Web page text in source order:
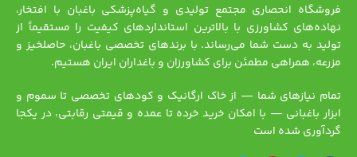
فروشگاه انحصاری مجتمع تولیدی و گیاه‌پزشکی باغبان با افتخار،
نهاده‌های کشاورزی با بالاترین استانداردهای کیفیت را مستقیماً از
تولید به دست شما می‌رساند. با برندهای تخصصی باغبان، حاصلخیز و
مزرعه، همراهی مطمئن برای کشاورزان و باغداران ایران هستیم.
تمام نیازهای شما — از خاک ارگانیک و کودهای تخصصی تا سموم و
ابزار باغبانی — با امکان خرید خرده تا عمده و قیمتی رقابتی، در یکجا
گردآوری شده است